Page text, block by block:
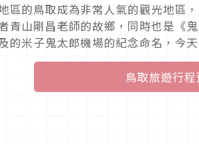
區的鳥取成為非常人氣的觀光地區
青山剛昌老師的故鄉，同時也是《
的米子鬼太郎機場的紀念命名，今
鳥取旅遊行程